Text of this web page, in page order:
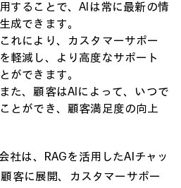
することで、AIは常に最新の情
成できます。
これにより、カスタマーサポー
軽減し、より高度なサポート
ができます。
また、顧客はAIによって、いつで
とができ、顧客満足度の向上
社は、RAGを活用したAIチャッ
客に展開、カスタマーサポー